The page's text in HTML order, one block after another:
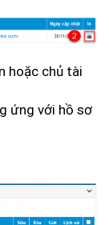
hoặc chủ tài
ứng với hồ sơ